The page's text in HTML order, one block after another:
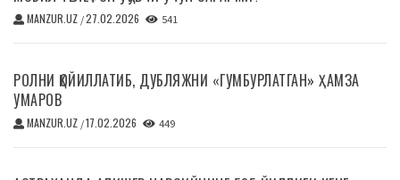
MANZUR.UZ /27.02.2026 541
РОЛНИ ҚОЙИЛЛАТИБ, ДУБЛЯЖНИ «ГУМБУРЛАТГАН» ҲАМЗА
УМАРОВ
MANZUR.UZ /17.02.2026 449